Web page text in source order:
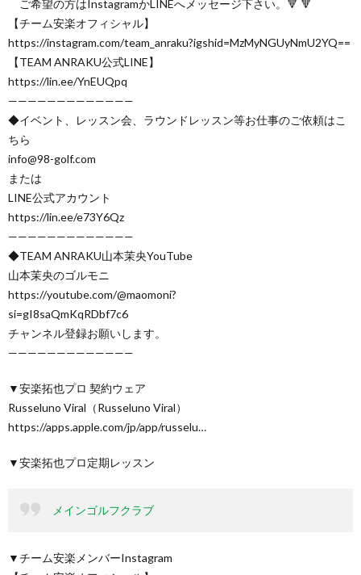
ご希望の方はInstagramかLINEへメッセージ下さい。🔻 🔻
【チーム安楽オフィシャル】
https://instagram.com/team_anraku?igshid=MzMyNGUyNmU2YQ==
【TEAM ANRAKU公式LINE】
https://lin.ee/YnEUQpq
—————————————
◆イベント、レッスン会、ラウンドレッスン等お仕事のご依頼はこ
ちら
info@98-golf.com
または
LINE公式アカウント
https://lin.ee/e73Y6Qz
—————————————
◆TEAM ANRAKU山本茉央YouTube
山本茉央のゴルモニ
https://youtube.com/@maomoni?
si=gI8saQmKqRDbf7c6
チャンネル登録お願いします。
—————————————
▼安楽拓也プロ 契約ウェア
Russeluno Viral（Russeluno Viral）
https://apps.apple.com/jp/app/russelu…
▼安楽拓也プロ定期レッスン
メインゴルフクラブ
▼チーム安楽メンバーInstagram